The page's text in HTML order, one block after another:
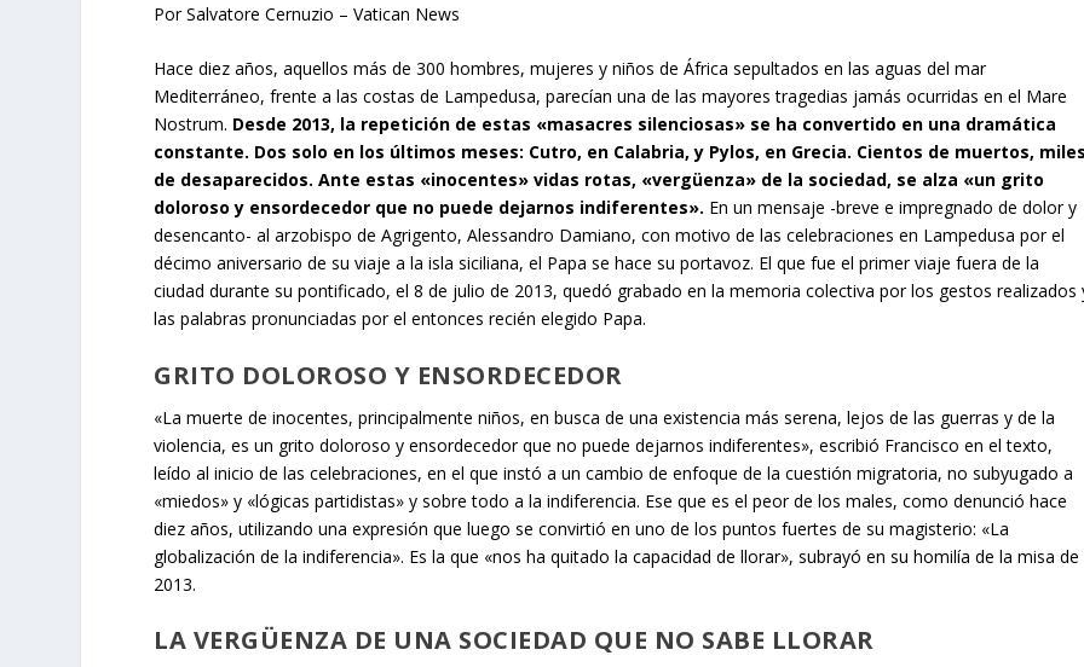
Por Salvatore Cernuzio – Vatican News
Hace diez años, aquellos más de 300 hombres, mujeres y niños de África sepultados en las aguas del mar
Mediterráneo, frente a las costas de Lampedusa, parecían una de las mayores tragedias jamás ocurridas en el Mare
Nostrum. Desde 2013, la repetición de estas «masacres silenciosas» se ha convertido en una dramática
constante. Dos solo en los últimos meses: Cutro, en Calabria, y Pylos, en Grecia. Cientos de muertos,
de desaparecidos. Ante estas «inocentes» vidas rotas, «vergüenza» de la sociedad, se alza «un grito
doloroso y ensordecedor que no puede dejarnos indiferentes». En un mensaje -breve e impregnado de dolor y
desencanto- al arzobispo de Agrigento, Alessandro Damiano, con motivo de las celebraciones en Lampedusa por el
décimo aniversario de su viaje a la isla siciliana, el Papa se hace su portavoz. El que fue el primer viaje fuera de la
ciudad durante su pontificado, el 8 de julio de 2013, quedó grabado en la memoria colectiva por los gestos realizados
las palabras pronunciadas por el entonces recién elegido Papa.
GRITO DOLOROSO Y ENSORDECEDOR
«La muerte de inocentes, principalmente niños, en busca de una existencia más serena, lejos de las guerras y de la
violencia, es un grito doloroso y ensordecedor que no puede dejarnos indiferentes», escribió Francisco en el texto,
leído al inicio de las celebraciones, en el que instó a un cambio de enfoque de la cuestión migratoria, no subyugado a
«miedos» y «lógicas partidistas» y sobre todo a la indiferencia. Ese que es el peor de los males, como denunció hace
diez años, utilizando una expresión que luego se convirtió en uno de los puntos fuertes de su magisterio: «La
globalización de la indiferencia». Es la que «nos ha quitado la capacidad de llorar», subrayó en su homilía de la misa de
2013.
LA VERGÜENZA DE UNA SOCIEDAD QUE NO SABE LLORAR